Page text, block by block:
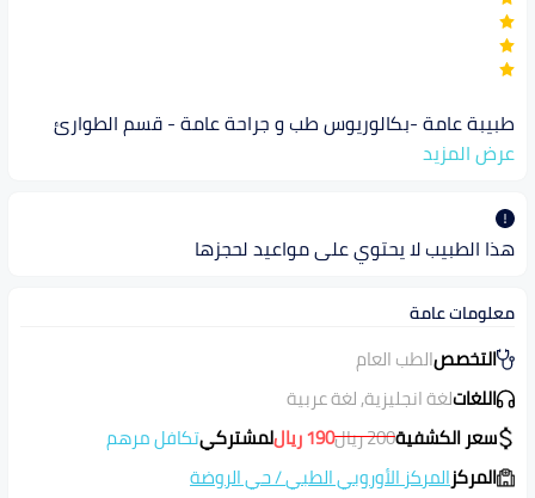
طبيبة عامة -بكالوريوس طب و جراحة عامة - قسم الطوارئ
عرض المزيد
هذا الطبيب لا يحتوي على مواعيد لحجزها
معلومات عامة
التخصصالطب العام
اللغاتلغة انجليزية, لغة عربية
سعر الكشفية200ريال190رياللمشتركيتكافل مرهم
المركزالمركز الأوروبي الطبي/حي الروضة